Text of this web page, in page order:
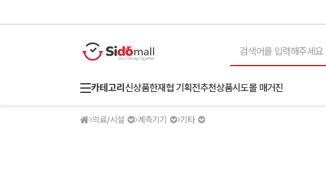
카테고리 신상품한재협 기획전추천상품시도몰 매거진
의료/시설 계측기기 기타